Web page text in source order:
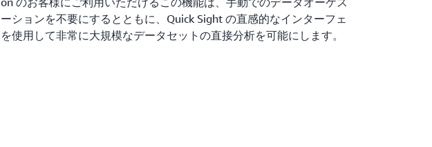
ーションを不要にするとともに、Quick Sight の直感的なインターフェ
使用して非常に大規模なデータセットの直接分析を可能にします。